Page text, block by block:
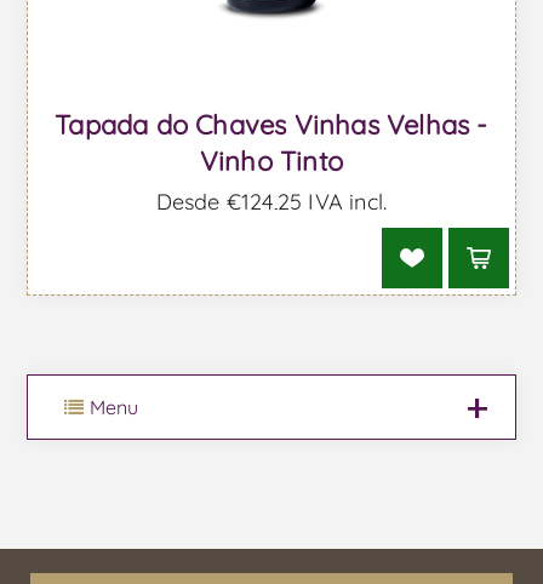
Tapada do Chaves Vinhas Velhas -
Vinho Tinto
Desde €124,25 IVA incl.
Menu